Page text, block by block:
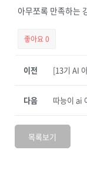
아무쪼록 만족하는
좋아요0
이전 [13기 AI
따능이 ai
다음
목록보기